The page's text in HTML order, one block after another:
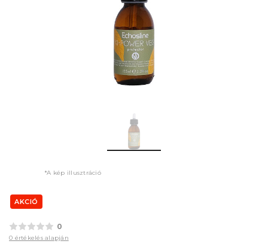
*A kép illusztráció
AKCIÓ
0
0 értékelés alapján